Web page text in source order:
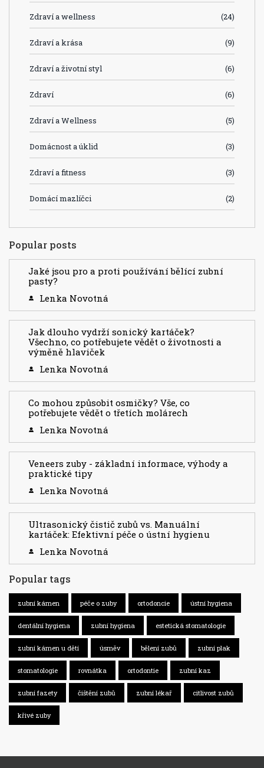
Zdraví a wellness (24)
Zdraví a krása (9)
Zdraví a životní styl (6)
Zdraví (6)
Zdraví a Wellness (5)
Domácnost a úklid (3)
Zdraví a fitness (3)
Domácí mazlíčci (2)
Popular posts
Jaké jsou pro a proti používání bělící zubní
pasty?
Lenka Novotná
Jak dlouho vydrží sonický kartáček?
Všechno, co potřebujete vědět o životnosti a
výměně hlaviček
Lenka Novotná
Co mohou způsobit osmičky? Vše, co
potřebujete vědět o třetích molárech
Lenka Novotná
Veneers zuby - základní informace, výhody a
praktické tipy
Lenka Novotná
Ultrasonický čistič zubů vs. Manuální
kartáček: Efektivní péče o ústní hygienu
Lenka Novotná
Popular tags
zubní kámen péče o zuby ortodoncie ústní hygiena
dentální hygiena zubní hygiena estetická stomatologie
zubní kámen u dětí úsměv bělení zubů zubní plak
stomatologie rovnátka ortodontie zubní kaz
zubní fazety čištění zubů zubní lékař citlivost zubů
křivé zuby